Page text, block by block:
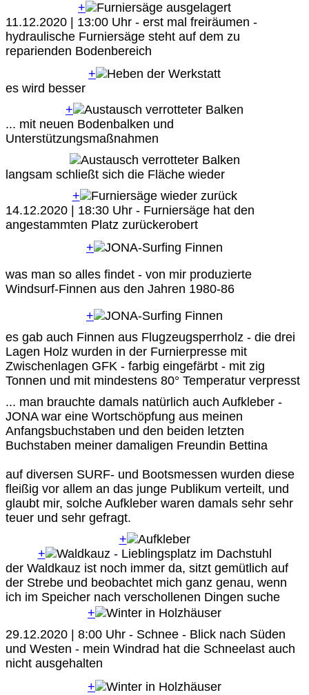
+
11.12.2020 | 13:00 Uhr - erst mal freiräumen -
hydraulische Furniersäge steht auf dem zu
reparienden Bodenbereich
+
es wird besser
+
... mit neuen Bodenbalken und
Unterstützungsmaßnahmen
langsam schließt sich die Fläche wieder
+
14.12.2020 | 18:30 Uhr - Furniersäge hat den
angestammten Platz zurückerobert
+
was man so alles findet - von mir produzierte
Windsurf-Finnen aus den Jahren 1980-86
+
es gab auch Finnen aus Flugzeugsperrholz - die drei
Lagen Holz wurden in der Furnierpresse mit
Zwischenlagen GFK - farbig eingefärbt - mit zig
Tonnen und mit mindestens 80° Temperatur verpresst
... man brauchte damals natürlich auch Aufkleber -
JONA war eine Wortschöpfung aus meinen
Anfangsbuchstaben und den beiden letzten
Buchstaben meiner damaligen Freundin Bettina
auf diversen SURF- und Bootsmessen wurden diese
fleißig vor allem an das junge Publikum verteilt, und
glaubt mir, solche Aufkleber waren damals sehr sehr
teuer und sehr gefragt.
+
+
der Waldkauz ist noch immer da, sitzt gemütlich auf
der Strebe und beobachtet mich ganz genau, wenn
ich im Speicher nach verschollenen Dingen suche
+
29.12.2020 | 8:00 Uhr - Schnee - Blick nach Süden
und Westen - mein Windrad hat die Schneelast auch
nicht ausgehalten
+